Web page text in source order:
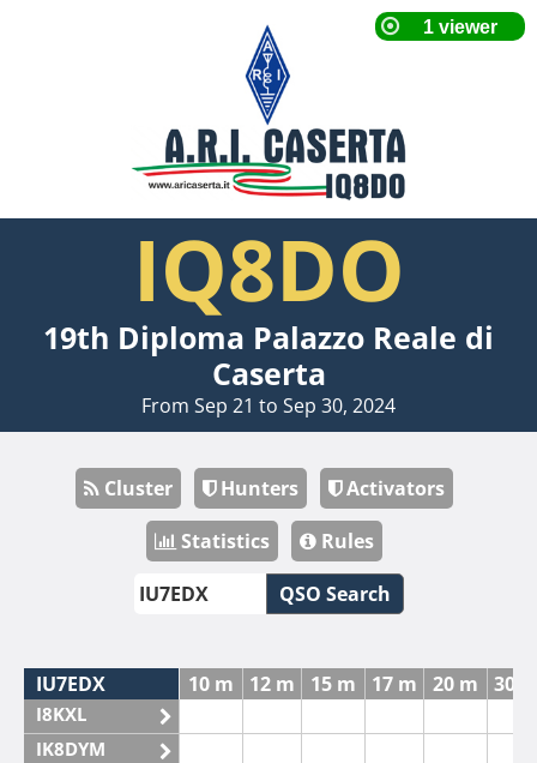
IQ8DO
19th Diploma Palazzo Reale di
Caserta
From Sep 21 to Sep 30, 2024
Cluster Hunters
Activators
Statistics
Rules
QSO Search
IU7EDX
I8KXL
IK8DYM
10 m 12 m 15 m 17 m 20 m 30